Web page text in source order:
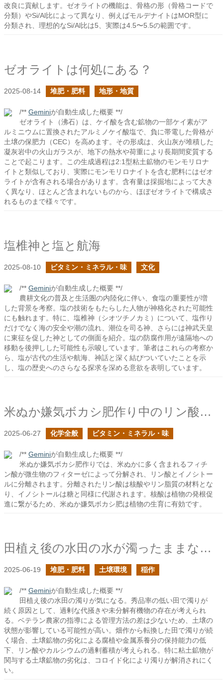
改良に貢献します。ゼオライトの機能は、骨格の形（骨格コードで
分類）やSi/Al比によって異なり、例えばモルデナイトはMOR型に
分類され、理想的なSi/Al比は5、実際は4.5〜5.5の範囲です。
ゼオライトは何処にある？
2025-08-14 堆肥・肥料 地形・地質
/** Geminiが自動生成した概要 **/
ゼオライト（沸石）は、ケイ酸を含む鉱物の一部ケイ素がア
ルミニウムに置換されたアルミノケイ酸塩で、負に帯電した骨格が
土壌の保肥力（CEC）を高めます。その形成は、火山灰が堆積した
凝灰岩中の火山ガラスが、地下の熱水や荷重により長期間変質する
ことで起こります。この生成過程は2:1型粘土鉱物のモンモリロナ
イトと類似しており、実際にモンモリロナイトを含む肥料にはゼオ
ライトが含有される場合があります。含有量は採掘地によって大き
く異なり、ほとんど含まれないものから、ほぼゼオライトで構成さ
れるものまで様々です。
塩椎神と塩と航海
2025-08-10 ビタミン・ミネラル・味 文化
/** Geminiが自動生成した概要 **/
農耕文化の普及と生活圏の内陸化に伴い、食塩の重要性が増
した背景を考察。塩の技術をもたらした人物が神格化された可能性
にも触れます。特に、塩椎神（シオツチノカミ）について、塩作り
だけでなく海の安全や潮の流れ、潮位を司る神、さらには神武天皇
に東征を促した神としての側面を紹介。塩の防腐作用が遠隔地への
移動を後押しした可能性も示唆しています。筆者はこれらの考察か
ら、塩が古代の生活や航海、神話と深く結びついていたことを示
し、塩の歴史へのさらなる探求を深める意欲を表明しています。
米ぬか嫌気ボカシ肥作り中のリン酸の変化
2025-06-27 化学全般 ビタミン・ミネラル・味
/** Geminiが自動生成した概要 **/
米ぬか嫌気ボカシ肥作りでは、米ぬかに多く含まれるフィチ
ン酸が微生物のフィターゼによって分解され、リン酸とイノシトー
ルに分離されます。分離されたリン酸は核酸やリン脂質の材料とな
り、イノシトールは糖と同様に代謝されます。核酸は植物の発根促
進に繋がるため、米ぬか嫌気ボカシ肥は植物の生育に有効です。
田植え後の水田の水が濁ったままなのは何故なのだろうか？
2025-06-19 堆肥・肥料 土壌環境 稲作
/** Geminiが自動生成した概要 **/
田植え後の水田の濁りが気になる。秀品率の低い田で濁りが
続く原因として、過剰な代掻きや未分解有機物の存在が考えられ
る。ベテラン農家の指導による管理方法の差は少ないため、土壌の
状態が影響している可能性が高い。畑作から転換した田で濁りが続
く場合、土壌鉱物の劣化による腐植や金属系養分の保持能力の低
下、リン酸やカルシウムの過剰蓄積が考えられる。特に粘土鉱物が
関与する土壌鉱物の劣化は、コロイド化により濁りが解消されにく
い。